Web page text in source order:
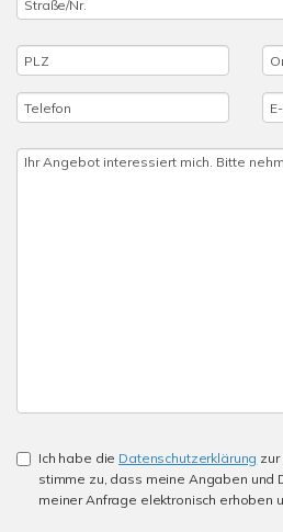
Ich habe die Datenschutzerklärung zur
stimme zu, dass meine Angaben und
meiner Anfrage elektronisch erhoben